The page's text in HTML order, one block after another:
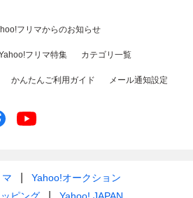
フリマからのお知らせ
フリマ特集 カテゴリ一覧
かんたんご利用ガイド メール通知設定
Yahoo!オークション